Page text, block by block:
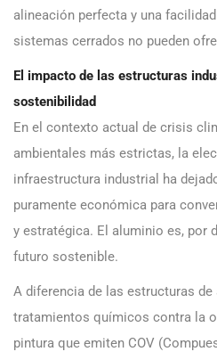
alineación perfecta y una
sistemas cerrados no pueden
El impacto de las estructuras
sostenibilidad
En el contexto actual de crisis
ambientales más estrictas, la
infraestructura industrial ha
puramente económica para
y estratégica. El aluminio es, por
futuro sostenible.
A diferencia de las estructuras
tratamientos químicos contra la
pintura que emiten COV